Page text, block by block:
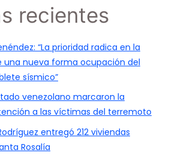
recientes
“La prioridad radica en la
una nueva forma ocupación del
sísmico”
venezolano marcaron la
a las víctimas del terremoto
entregó 212 viviendas
Rosalía